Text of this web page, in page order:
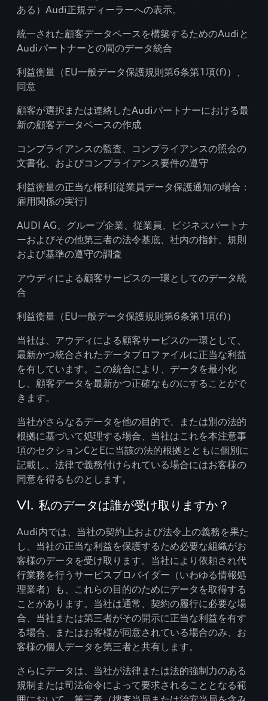
ある）Audi正規ディーラーへの表示。
統一された顧客データベースを構築するためのAudiと
Audiパートナーとの間のデータ統合
利益衡量（EU一般データ保護規則第6条第1項(f)）、
同意
顧客が選択または連絡したAudiパートナーにおける最
新の顧客データベースの作成
コンプライアンスの監査、コンプライアンスの照会の
文書化、およびコンプライアンス要件の遵守
利益衡量の正当な権利[従業員データ保護通知の場合：
雇用関係の実行]
AUDI AG、グループ企業、従業員、ビジネスパートナ
ーおよびその他第三者の法令基底、社内の指針、規則
および基準の遵守の調査
アウディによる顧客サービスの一環としてのデータ統
合
利益衡量（EU一般データ保護規則第6条第1項(f)）
当社は、アウディによる顧客サービスの一環として、
最新かつ統合されたデータプロファイルに正当な利益
を有しています。この統合により、データを最小化
し、顧客データを最新かつ正確なものにすることがで
きます。
当社がさらなるデータを他の目的で、または別の法的
根拠に基づいて処理する場合、当社はこれを本注意事
項のセクションCとEに当該の法的根拠とともに個別に
記載し、法律で義務付けられている場合にはお客様の
同意を得るものとします。
VI. 私のデータは誰が受け取りますか？
Audi内では、当社の契約上および法令上の義務を果た
し、当社の正当な利益を保護するため必要な組織がお
客様のデータを受け取ります。当社により依頼され代
行業務を行うサービスプロバイダー（いわゆる情報処
理業者）も、これらの目的のためにデータを取得する
ことがあります。当社は通常、契約の履行に必要な場
合、当社または第三者がその開示に正当な利益を有す
る場合、またはお客様が同意されている場合のみ、お
客様の個人データを第三者と共有します。
さらにデータは、当社が法律または法的強制力のある
規制または司法命令によって要求されることとなる範